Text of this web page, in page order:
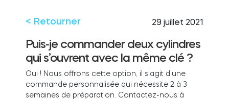
Entreprise
Tedee GO
Tedee GO2
BLOG
< Retourner 29 juillet 2021
Puis-je commander deux cylindres
qui s’ouvrent avec la même clé ?
Oui ! Nous offrons cette option, il s’agit d’une
commande personnalisée qui nécessite 2 à 3
semaines de préparation. Contactez-nous à